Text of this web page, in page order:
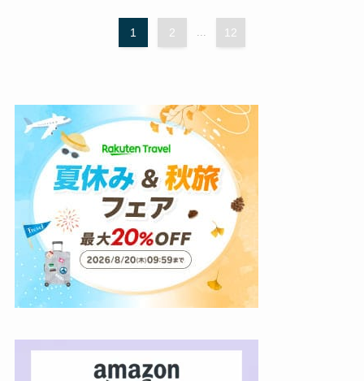
1 2 ... 12